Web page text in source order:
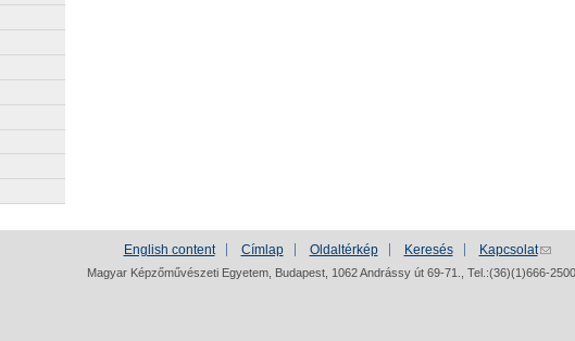
English content Címlap Oldaltérkép Keresés Kapcsolat
Magyar Képzőművészeti Egyetem, Budapest, 1062 Andrássy út 69-71., Tel.:(36)(1)666-2500